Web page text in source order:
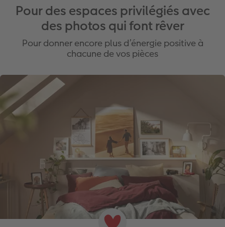
Pour des espaces privilégiés avec
des photos qui font rêver
Pour donner encore plus d’énergie positive à
chacune de vos pièces